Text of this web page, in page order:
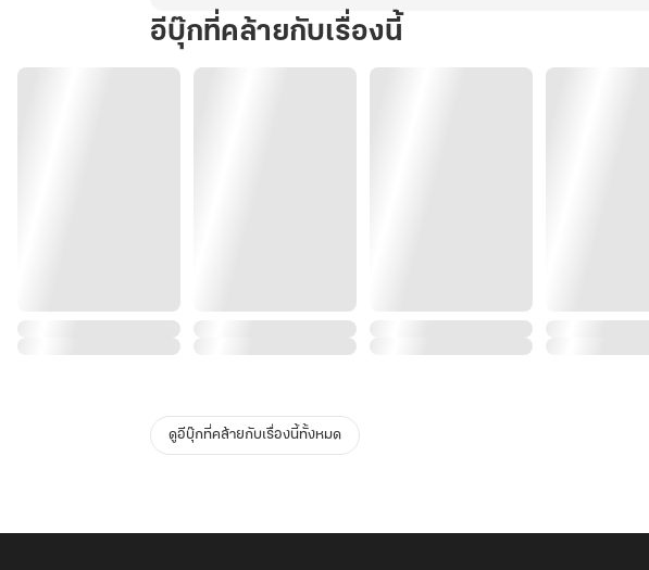
อีบุ๊กที่คล้ายกับเรื่องนี้
ดูอีบุ๊กที่คล้ายกับเรื่องนี้ทั้งหมด